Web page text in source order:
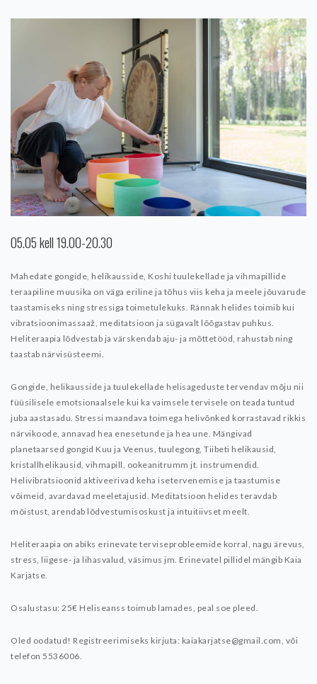
05.05 kell 19.00-20.30
Mahedate gongide, helikausside, Koshi tuulekellade ja vihmapillide
teraapiline muusika on väga eriline ja tõhus viis keha ja meele jõuvarude
taastamiseks ning stressiga toimetulekuks. Rännak helides toimib kui
vibratsioonimassaaž, meditatsioon ja sügavalt lõõgastav puhkus.
Heliteraapia lõdvestab ja värskendab aju- ja mõttetööd, rahustab ning
taastab närvisüsteemi.
Gongide, helikausside ja tuulekellade helisageduste tervendav mõju nii
füüsilisele emotsionaalsele kui ka vaimsele tervisele on teada tuntud
juba aastasadu. Stressi maandava toimega helivõnked korrastavad rikkis
närvikoode, annavad hea enesetunde ja hea une. Mängivad
planetaarsed gongid Kuu ja Veenus, tuulegong, Tiibeti helikausid,
kristallhelikausid, vihmapill, ookeanitrumm jt. instrumendid.
Helivibratsioonid aktiveerivad keha isetervenemise ja taastumise
võimeid, avardavad meeletajusid. Meditatsioon helides teravdab
mõistust, arendab lõdvestumisoskust ja intuitiivset meelt.
Heliteraapia on abiks erinevate terviseprobleemide korral, nagu ärevus,
stress, liigese- ja lihasvalud, väsimus jm. Erinevatel pillidel mängib Kaia
Karjatse.
Osalustasu: 25€ Heliseanss toimub lamades, peal soe pleed.
Oled oodatud! Registreerimiseks kirjuta: kaiakarjatse@gmail.com, või
telefon 5536006.